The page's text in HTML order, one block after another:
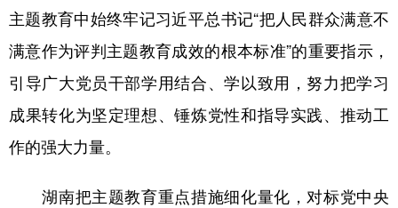
主题教育中始终牢记习近平总书记“把人民群众满意不
满意作为评判主题教育成效的根本标准”的重要指示，
引导广大党员干部学用结合、学以致用，努力把学习
成果转化为坚定理想、锤炼党性和指导实践、推动工
作的强大力量。
湖南把主题教育重点措施细化量化，对标党中央